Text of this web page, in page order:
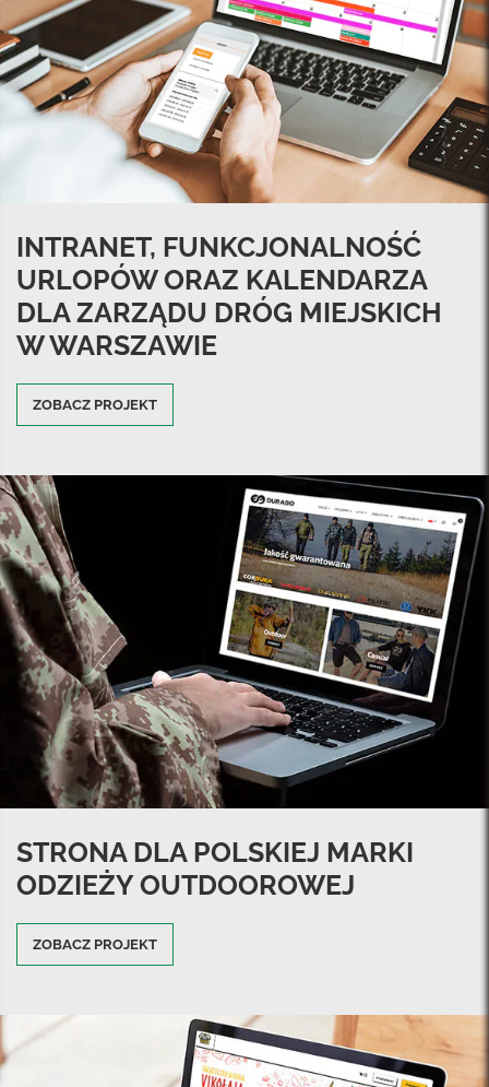
INTRANET, FUNKCJONALNOŚĆ
URLOPÓW ORAZ KALENDARZA
DLA ZARZĄDU DRÓG MIEJSKICH
W WARSZAWIE
ZOBACZ PROJEKT
STRONA DLA POLSKIEJ MARKI
ODZIEŻY OUTDOOROWEJ
ZOBACZ PROJEKT